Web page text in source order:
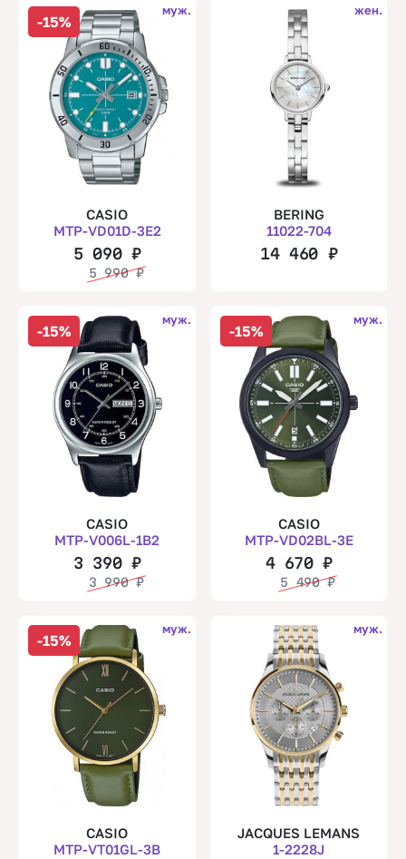
-15%
муж.
CASIO
MTP-VD01D-3E2
5 090 ₽
5 990₽
жен.
BERING
11022-704
14 460 ₽
-15%
муж.
CASIO
MTP-V006L-1B2
3 390 ₽
3 990₽
-15%
муж.
CASIO
MTP-VD02BL-3E
4 670₽
5 490₽
-15%
муж.
CASIO
MTP-VT01GL-3B
муж.
JACQUES LEMANS
1-2228J